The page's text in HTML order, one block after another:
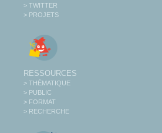
> TWITTER
> PROJETS
RESSOURCES
> THÉMATIQUE
> PUBLIC
> FORMAT
> RECHERCHE